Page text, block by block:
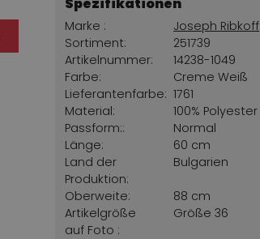
Spezifikationen
Marke :
Joseph Ribkoff
Sortiment:
251739
Artikelnummer:
14238-1049
Farbe:
Creme Weiß
Lieferantenfarbe: 1761
Material:
100% Polyester
Passform::
Normal
Länge:
60 cm
Land der
Produktion:
Bulgarien
Oberweite:
88 cm
Artikelgröße
auf Foto :
Größe 36